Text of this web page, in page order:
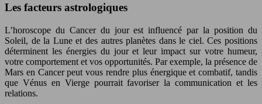
Les facteurs astrologiques
L’horoscope du Cancer du jour est influencé par la position du
Soleil, de la Lune et des autres planètes dans le ciel. Ces positions
déterminent les énergies du jour et leur impact sur votre humeur,
votre comportement et vos opportunités. Par exemple, la présence de
Mars en Cancer peut vous rendre plus énergique et combatif, tandis
que Vénus en Vierge pourrait favoriser la communication et les
relations.